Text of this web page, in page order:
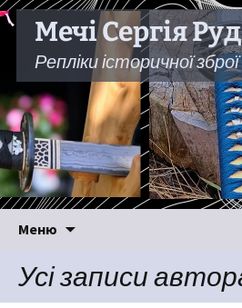
Мечі Сергія
Репліки історичної зброї
Меню
Усі записи